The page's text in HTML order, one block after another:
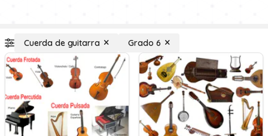
Cuerda de guitarra Grado 6